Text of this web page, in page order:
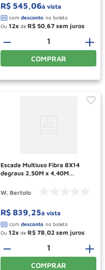
R$ 545,06à vista
Ou 12 de R$ 50 67
＋
－
COMPRAR
Escada Multiuso Fibra 8X14
degraus 2,50M x 4,40M
W. Bertolo
R$ 839,25à vista
Ou 12 de R$ 78 02
＋
－
COMPRAR